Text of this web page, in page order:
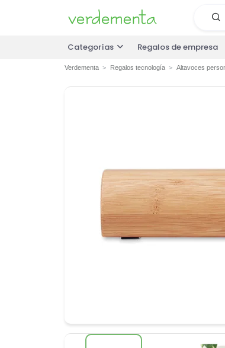
Categorías Regalos de empresa
Verdementa Regalos tecnología Altavoces